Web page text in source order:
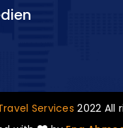
Services2022 All